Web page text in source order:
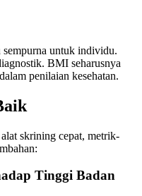
untuk individu.
BMI seharusnya
penilaian kesehatan.
skrining cepat, metrik-
Tinggi Badan